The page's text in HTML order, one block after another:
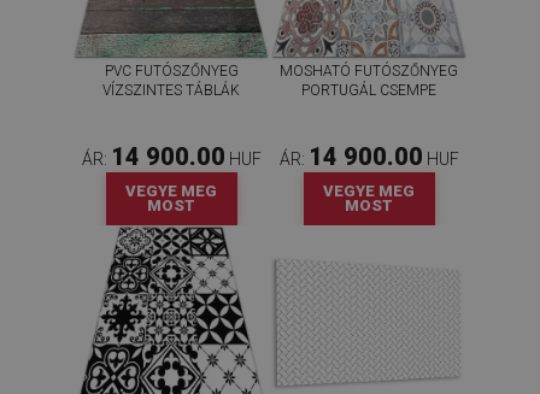
PVC FUTÓSZŐNYEG
VÍZSZINTES TÁBLÁK
ÁR: 14 900.00 HUF
VEGYE MEG
MOST
MOSHATÓ FUTÓSZŐNYEG
PORTUGÁL CSEMPE
ÁR: 14 900.00 HUF
VEGYE MEG
MOST